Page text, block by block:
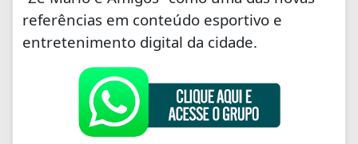
referências em conteúdo esportivo e
entretenimento digital da cidade.